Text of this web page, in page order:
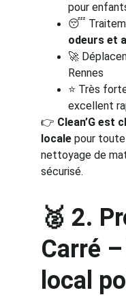
pour
😴
odeurs et
🚀
Rennes
⭐ Très
excellent
👉 Clean’G est
locale pour
nettoyage de
sécurisé.
🥈 2.
Carré
local